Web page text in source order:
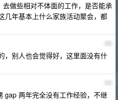
做些相对不体面的工作，是否能承
几年基本上什么家族活动聚会，都
68
，别人也会觉得好，这里面没有什
69
gap 两年完全没有工作经验，不继